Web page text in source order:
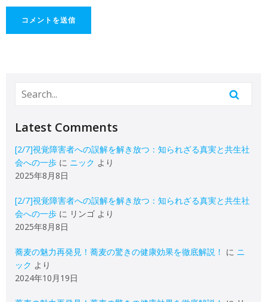
Latest Comments
[2/7]視覚障害者への誤解を解き放つ：知られざる真実と共生社
会への一歩 に ニック より
2025年8月8日
[2/7]視覚障害者への誤解を解き放つ：知られざる真実と共生社
会への一歩 に リンゴ より
2025年8月8日
蕎麦の魅力再発見！蕎麦の驚きの健康効果を徹底解説！ に ニ
ック より
2024年10月19日